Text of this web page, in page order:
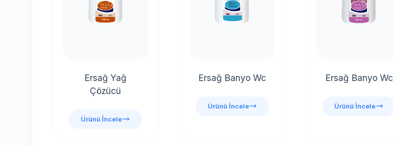
Ersağ Yağ
Çözücü
Ürünü İncele
Ersağ Banyo Wc
Ürünü İncele
Ersağ Banyo Wc
Ürünü İncele